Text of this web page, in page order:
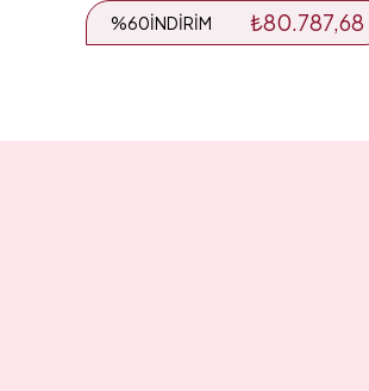
₺80.787,68
%60İNDIRIM